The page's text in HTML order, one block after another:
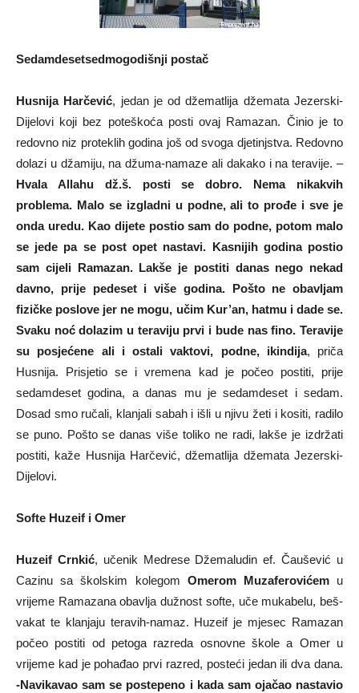
Sedamdesetsedmogodišnji postač
Husnija Harčević, jedan je od džematlija džemata Jezerski-
Dijelovi koji bez poteškoća posti ovaj Ramazan. Činio je to
redovno niz proteklih godina još od svoga djetinjstva. Redovno
dolazi u džamiju, na džuma-namaze ali dakako i na teravije. –
Hvala Allahu dž.š. posti se dobro. Nema nikakvih
problema. Malo se izgladni u podne, ali to prođe i sve je
onda uredu. Kao dijete postio sam do podne, potom malo
se jede pa se post opet nastavi. Kasnijih godina postio
sam cijeli Ramazan. Lakše je postiti danas nego nekad
davno, prije pedeset i više godina. Pošto ne obavljam
fizičke poslove jer ne mogu, učim Kur’an, hatmu i dade se.
Svaku noć dolazim u teraviju prvi i bude nas fino. Teravije
su posjećene ali i ostali vaktovi, podne, ikindija, priča
Husnija. Prisjetio se i vremena kad je počeo postiti, prije
sedamdeset godina, a danas mu je sedamdeset i sedam.
Dosad smo ručali, klanjali sabah i išli u njivu žeti i kositi, radilo
se puno. Pošto se danas više toliko ne radi, lakše je izdržati
postiti, kaže Husnija Harčević, džematlija džemata Jezerski-
Dijelovi.
Softe Huzeif i Omer
Huzeif Crnkić, učenik Medrese Džemaludin ef. Čaušević u
Cazinu sa školskim kolegom Omerom Muzaferovićemu
vrijeme Ramazana obavlja dužnost softe, uče mukabelu, beš-
vakat te klanjaju teravih-namaz. Huzeif je mjesec Ramazan
počeo postiti od petoga razreda osnovne škole a Omer u
vrijeme kad je pohađao prvi razred, posteći jedan ili dva dana.
-Navikavao sam se postepeno i kada sam ojačao nastavio